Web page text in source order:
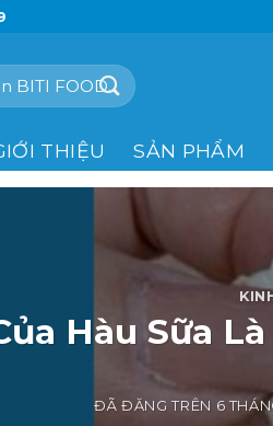
THIỆU SẢN PHẨM
Hàu Sữa
ĐÃ ĐĂNG TRÊN 6